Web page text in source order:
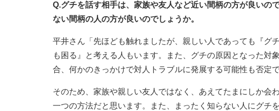
Q.グチを話す相手は、家族や友人など近い間柄の方が良いの
ない間柄の人の方が良いのでしょうか。
平井さん「先ほども触れましたが、親しい人であっても『グ
も困る』と考える人もいます。また、グチの原因となった対
合、何かのきっかけで対人トラブルに発展する可能性も否定で
そのため、家族や親しい友人ではなく、あえてたまにしか会
一つの方法だと思います。また、まったく知らない人にグチ